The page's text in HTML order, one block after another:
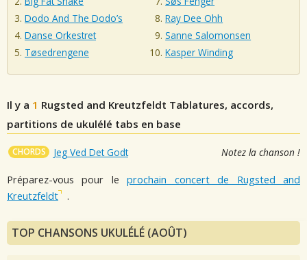
Dodo And The Dodo’s
Danse Orkestret
Tøsedrengene
Ray Dee Ohh
Sanne Salomonsen
Kasper Winding
Il y a 1 Rugsted and Kreutzfeldt Tablatures, accords,
partitions de ukulélé tabs en base
CHORDS Jeg Ved Det Godt Notez la chanson !
Préparez-vous pour leprochain concert de Rugsted and
Kreutzfeldt
.
TOP CHANSONS UKULÉLÉ (AOÛT)